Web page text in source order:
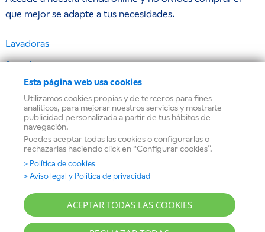
Esta página web usa cookies
Utilizamos cookies propias y de terceros para fines
analíticos, para mejorar nuestros servicios y mostrarte
publicidad personalizada a partir de tus hábitos de
navegación.
Puedes aceptar todas las cookies o configurarlas o
rechazarlas haciendo click en “Configurar cookies”.
> Política de cookies
> Aviso legal y Política de privacidad
ACEPTAR TODAS LAS COOKIES
que mejor se adapte a tus necesidades.
Lavadoras
Secadoras
Frigoríficos y congeladores
Lavavajillas
Hornos
Microondas
Placas de cocina
Campanas extractoras